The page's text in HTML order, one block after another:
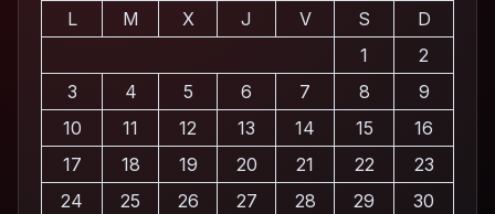
L
M X J V S
D
1
2
3
4 5 6 7 8
9
10
11 12 13 14 15
16
17
18 19 20 21 22
23
24
25 26 27 28 29
30